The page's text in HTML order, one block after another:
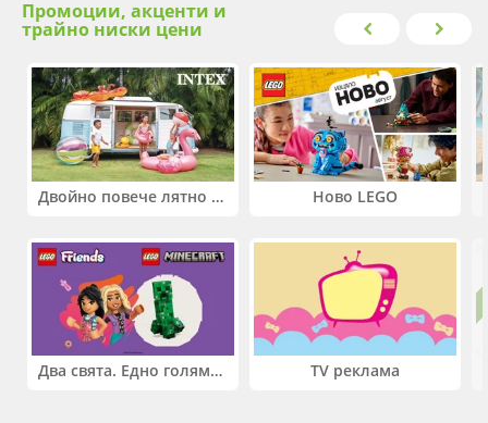
Промоции, акценти и
трайно ниски цени
Двойно повече лятно забавление! Купи 2 продукта INTEX и вземи -33%
Два свята. Едно голямо приключение. Купи 2 продукта LEGO® Friends и/или LEGO® Minecraft и вземи -27%
Ново LEGO
TV реклама